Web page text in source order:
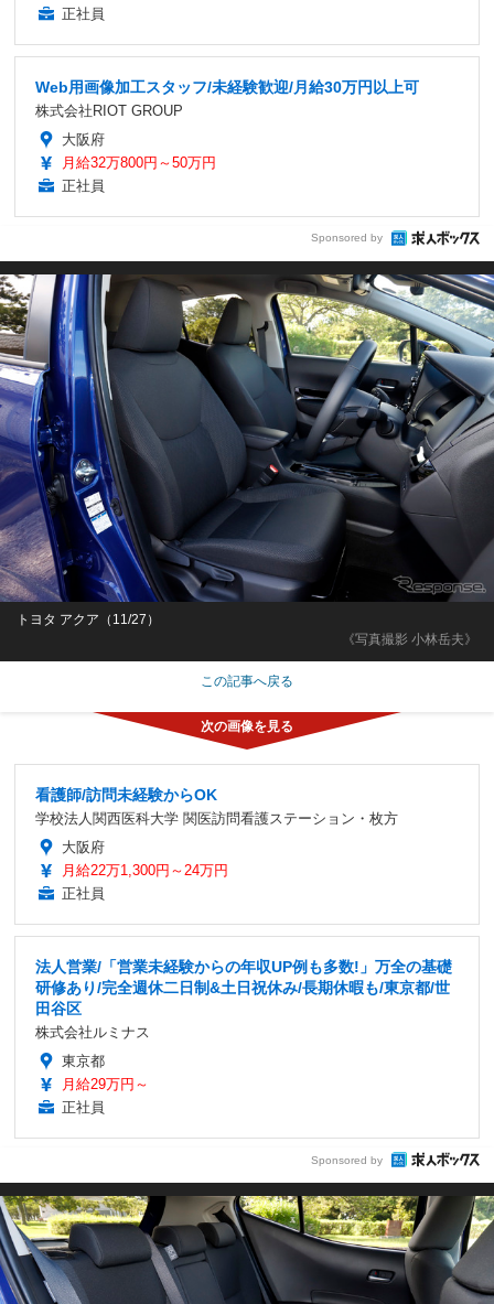
正社員
Web用画像加工スタッフ/未経験歓迎/月給30万円以上可
株式会社RIOT GROUP
大阪府
月給32万800円～50万円
正社員
Sponsored by
《写真撮影 小林岳夫》
トヨタ アクア（11/27）
この記事へ戻る
看護師/訪問未経験からOK
学校法人関西医科大学 関医訪問看護ステーション・枚方
大阪府
月給22万1,300円～24万円
正社員
法人営業/「営業未経験からの年収UP例も多数!」万全の基礎
研修あり/完全週休二日制&土日祝休み/長期休暇も/東京都/世
田谷区
株式会社ルミナス
東京都
月給29万円～
正社員
Sponsored by